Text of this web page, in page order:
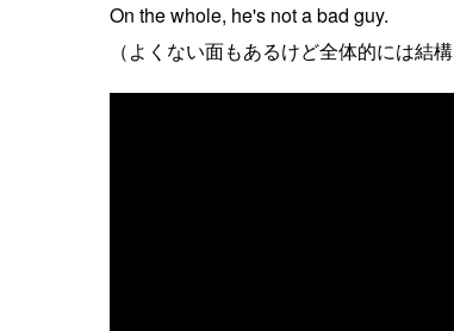
On the whole, he's not a bad guy.
（よくない面もあるけど全体的には結構